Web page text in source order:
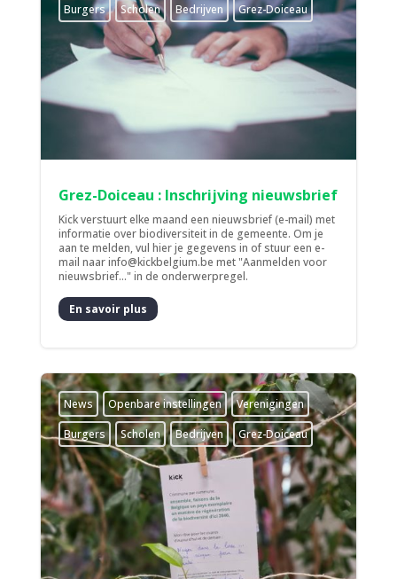
Burgers
Scholen Bedrijven Grez-Doiceau
Grez-Doiceau : Inschrijving nieuwsbrief
Kick verstuurt elke maand een nieuwsbrief (e-mail) met
informatie over biodiversiteit in de gemeente. Om je
aan te melden, vul hier je gegevens in of stuur een e-
mail naar info@kickbelgium.be met "Aanmelden voor
nieuwsbrief..." in de onderwerpregel.
En savoir plus
News ­Openbare instellingen
­Verenigingen
Burgers
Scholen Bedrijven Grez-Doiceau